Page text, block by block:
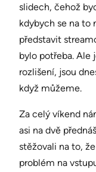
slidech, čehož
kdybych se na to
představit
bylo potřeba. Ale
rozlišení, jsou
když můžeme.
Za celý víkend
asi na dvě
stěžovali na to,
problém na